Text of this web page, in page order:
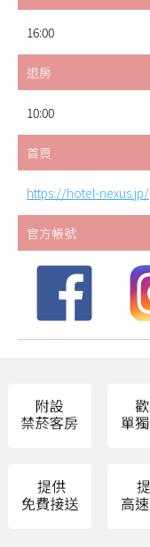
16:00
退房
10:00
首頁
https://hotel-nexus.jp/
官方帳號